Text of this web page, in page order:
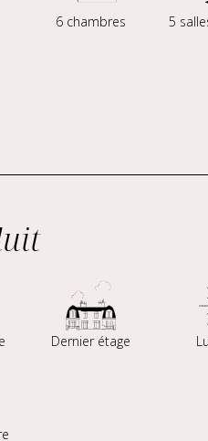
6 chambres 5
Dernier étage